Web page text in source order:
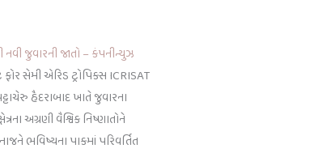
જુવારની જાતો – કંપનીન્યુઝ
સેમી એરિડ ટ્રોપિકસ ICRISAT
હૈદરાબાદ ખાતે જુવારના
અગ્રણી વૈશ્વિક નિષ્ણાતોને
ભવિષ્યના પાકમાં પરિવર્તિત